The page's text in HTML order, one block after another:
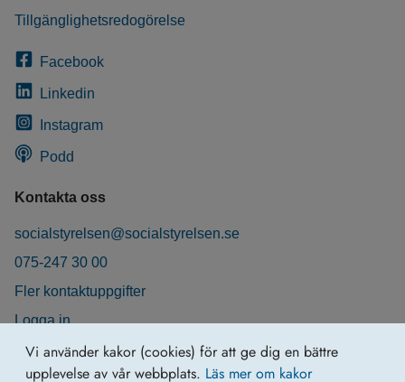
Vi använder kakor (cookies) för att ge dig en bättre
upplevelse av vår webbplats. Läs mer om kakor
Tillgänglighetsredogörelse
Facebook
Linkedin
Instagram
Podd
Kontakta oss
socialstyrelsen@socialstyrelsen.se
075-247 30 00
Fler kontaktuppgifter
Logga in
Behandling av personuppgifter